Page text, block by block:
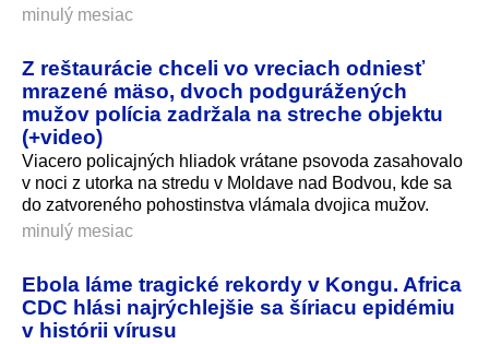
minulý mesiac
Z reštaurácie chceli vo vreciach odniesť
mrazené mäso, dvoch podgurážených
mužov polícia zadržala na streche objektu
(+video)
Viacero policajných hliadok vrátane psovoda zasahovalo
v noci z utorka na stredu v Moldave nad Bodvou, kde sa
do zatvoreného pohostinstva vlámala dvojica mužov.
minulý mesiac
Ebola láme tragické rekordy v Kongu. Africa
CDC hlási najrýchlejšie sa šíriacu epidémiu
v histórii vírusu